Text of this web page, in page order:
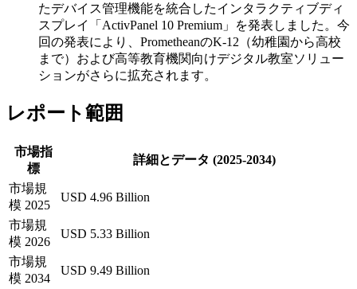
たデバイス管理機能を統合したインタラクティブディ
スプレイ「ActivPanel 10 Premium」を発表しました。今
回の発表により、PrometheanのK-12（幼稚園から高校
まで）および高等教育機関向けデジタル教室ソ​​リュー
ションがさらに拡充されます。
レポート範囲
市場指
標
詳細とデータ (2025-2034)
市場規
模 2025
USD 4.96 Billion
市場規
模 2026
USD 5.33 Billion
市場規
模 2034
USD 9.49 Billion